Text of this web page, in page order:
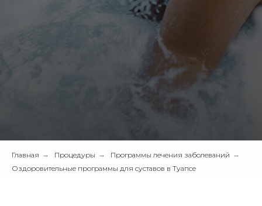
Главная → Процедуры → Программы лечения заболеваний →
Оздоровительные программы для суставов в Туапсе